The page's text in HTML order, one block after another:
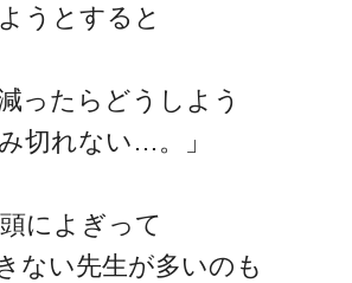
うとすると
ったらどうしよう
切れない…。」
によぎって
ない先生が多いのも